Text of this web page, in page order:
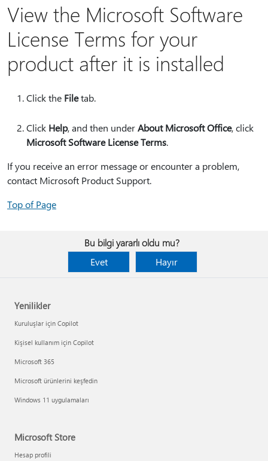
View the Microsoft Software
License Terms for your
product after it is installed
Click the Filetab.
Click Help, and then underAbout Microsoft Office, click
Microsoft Software License Terms.
If you receive an error message or encounter a problem,
contact Microsoft Product Support.
Top of Page
Bu bilgi yararlı oldu mu?
Evet
Hayır
Yenilikler
Kuruluşlar için Copilot
Kişisel kullanım için Copilot
Microsoft 365
Microsoft ürünlerini keşfedin
Windows 11 uygulamaları
Microsoft Store
Hesap profili